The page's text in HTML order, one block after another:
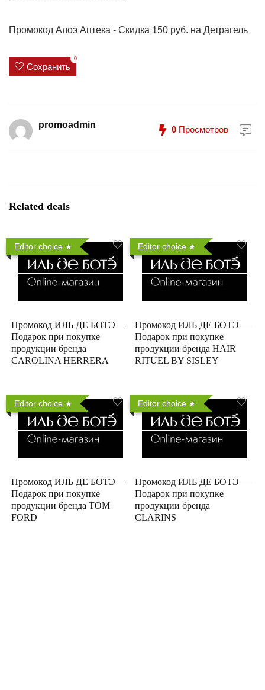
Промокод Алоэ Аптека - Скидка 150 руб. на Детрагель
Сохранить
0
promoadmin 0 Просмотров
Related deals
Editor choice
Промокод ИЛЬ ДЕ БОТЭ —
Подарок при покупке
продукции бренда
CAROLINA HERRERA
Editor choice
Промокод ИЛЬ ДЕ БОТЭ —
Подарок при покупке
продукции бренда HAIR
RITUEL BY SISLEY
Editor choice
Промокод ИЛЬ ДЕ БОТЭ —
Подарок при покупке
продукции бренда TOM
FORD
Editor choice
Промокод ИЛЬ ДЕ БОТЭ —
Подарок при покупке
продукции бренда
CLARINS